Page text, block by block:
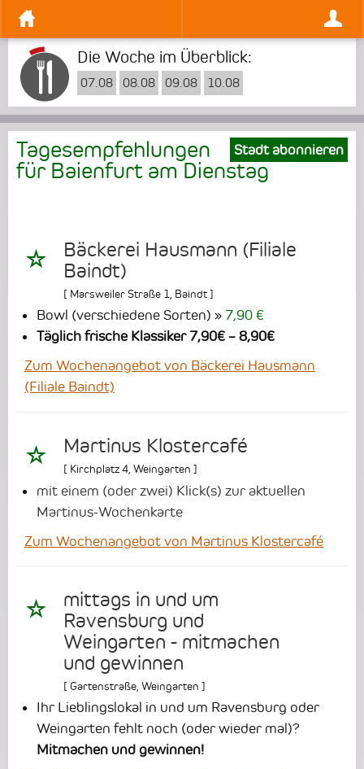
Die Woche im Überblick:
07.08 08.08 09.08 10.08
Stadt abonnieren
Tagesempfehlungen
für Baienfurt am Dienstag
Bäckerei Hausmann (Filiale
Baindt)
[ Marsweiler Straße 1, Baindt]
Bowl (verschiedene Sorten)
7,90 €
Täglich frische Klassiker 7,90€ – 8,90€
Zum Wochenangebot von Bäckerei Hausmann
(Filiale Baindt)
Martinus Klostercafé
[ Kirchplatz 4 Weingarten ]
mit einem (oder zwei) Klick(s) zur aktuellen
Martinus-Wochenkarte
Zum Wochenangebot von Martinus Klostercafé
mittags in und um
Ravensburg und
Weingarten - mitmachen
und gewinnen
[ Gartenstraße Weingarten ]
Ihr Lieblingslokal in und um Ravensburg oder
Weingarten fehlt noch (oder wieder mal)?
Mitmachen und gewinnen!